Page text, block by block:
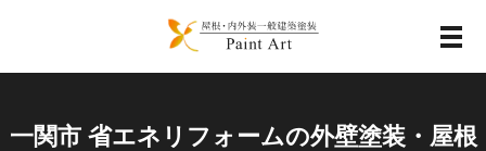
メ
一関市 省エネリフォームの外壁塗装・屋根